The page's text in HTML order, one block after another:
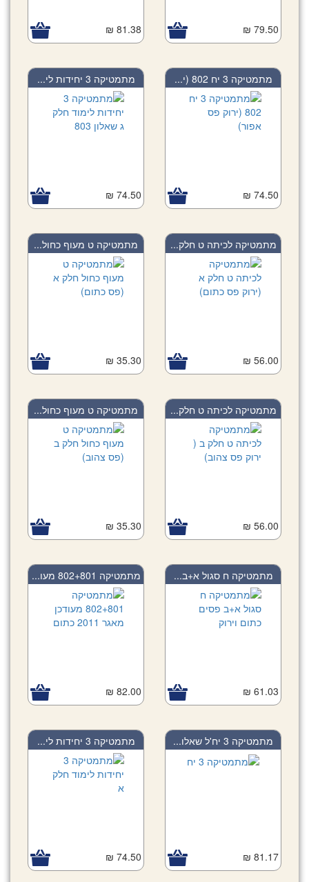
79.50 ₪
81.38 ₪
מתמטיקה 3 יח 802 (י...
74.50 ₪
מתמטיקה 3 יחידות לי...
74.50 ₪
מתמטיקה לכיתה ט חלק...
56.00 ₪
מתמטיקה ט מעוף כחול...
35.30 ₪
מתמטיקה לכיתה ט חלק...
56.00 ₪
מתמטיקה ט מעוף כחול...
35.30 ₪
מתמטיקה ח סגול א+ב...
61.03 ₪
מתמטיקה 802+801 מעו...
82.00 ₪
מתמטיקה 3 יח'ל שאלו...
81.17 ₪
מתמטיקה 3 יחידות לי...
74.50 ₪